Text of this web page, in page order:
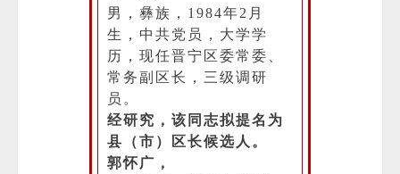
男，彝族，1984年2月
生，中共党员，大学学
历，现任晋宁区委常委、
常务副区长，三级调研
员。
经研究，该同志拟提名为
县（市）区长候选人。
郭怀广，